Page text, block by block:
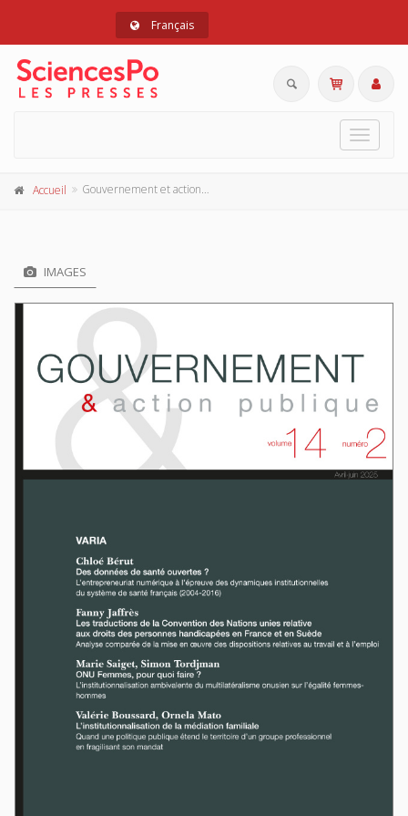
Français
Toggle
Accueil Gouvernement et action publique 14-2, avril-juin 2025
IMAGES